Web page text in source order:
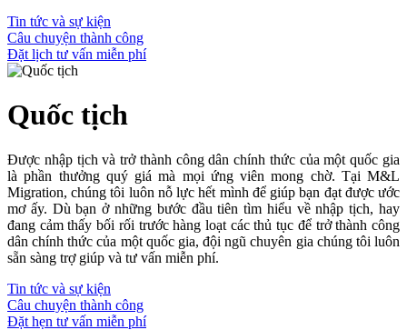
Tin tức và sự kiện
Câu chuyện thành công
Đặt lịch tư vấn miễn phí
Quốc tịch
Được nhập tịch và trở thành công dân chính thức của một quốc gia
là phần thưởng quý giá mà mọi ứng viên mong chờ. Tại M&L
Migration, chúng tôi luôn nỗ lực hết mình để giúp bạn đạt được ước
mơ ấy. Dù bạn ở những bước đầu tiên tìm hiểu về nhập tịch, hay
đang cảm thấy bối rối trước hàng loạt các thủ tục để trở thành công
dân chính thức của một quốc gia, đội ngũ chuyên gia chúng tôi luôn
sẵn sàng trợ giúp và tư vấn miễn phí.
Tin tức và sự kiện
Câu chuyện thành công
Đặt hẹn tư vấn miễn phí